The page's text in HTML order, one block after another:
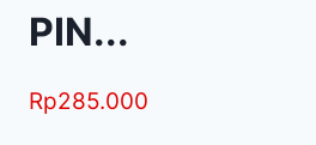
PIN...
Rp285.000